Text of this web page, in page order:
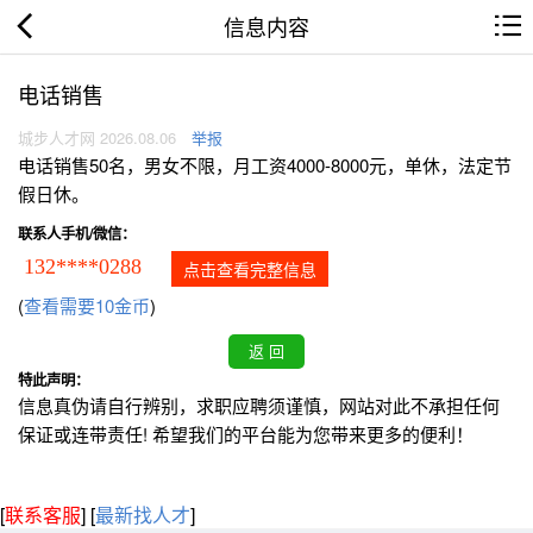
信息内容
电话销售
城步人才网 2026.08.06 举报
电话销售50名，男女不限，月工资4000-8000元，单休，法定节
假日休。
联系人手机/微信：
132****0288 点击查看完整信息
(查看需要10金币)
特此声明：
信息真伪请自行辨别，求职应聘须谨慎，网站对此不承担任何
保证或连带责任! 希望我们的平台能为您带来更多的便利！
[联系客服] [最新找人才]